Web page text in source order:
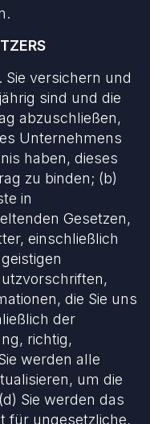
. Sie versichern und
sind und die
abzuschließen,
Unternehmens
haben, dieses
zu binden; (b)
in
Gesetzen,
einschließlich
die Sie uns
der
richtig,
werden alle
um die
Sie werden das
für ungesetzliche,